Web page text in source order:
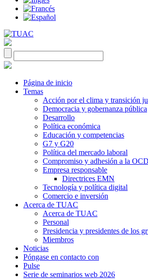
Página de inicio
Temas
Acción por el clima y transición
Democracia y gobernanza pública
Desarrollo
Política económica
Educación y competencias
G7 y G20
Política del mercado laboral
Compromiso y adhesión a la
Empresa responsable
Directrices EMN
Tecnología y política digital
Comercio e inversión
Acerca de TUAC
Acerca de TUAC
Personal
Presidencia y presidentes de los
Miembros
Noticias
Póngase en contacto con
Pulse
Serie de seminarios web 2026